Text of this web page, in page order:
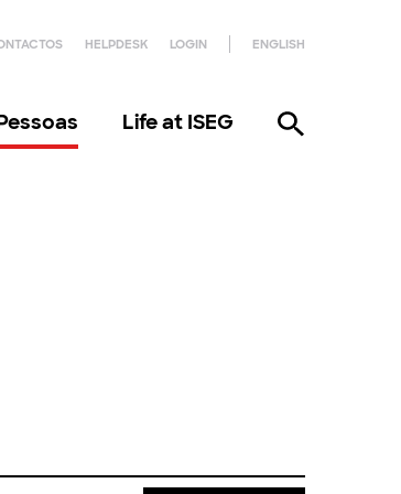
HELPDESK LOGIN ENGLISH
Life at ISEG